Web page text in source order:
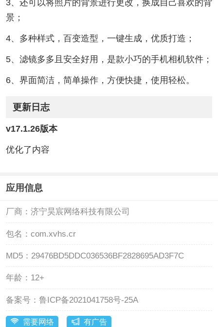
3、还可以将照片的背景进行更改，换成自己喜欢的背
景；
4、多种样式，百变造型，一键生成，优质打造；
5、滤镜多多且安全好用，是款小巧的手机相机软件；
6、界面简洁，简单操作，方便快捷，使用轻松。
更新日志
v17.1.26版本
优化了内容
应用信息
厂商： 济宁昊宸网络科技有限公司
包名： com.xvhs.cr
MD5： 29476BD5DDC036536BF2828695AD3F7C
年龄： 12+
备案号： 鲁ICP备2021041758号-25A
需要网络 有广告